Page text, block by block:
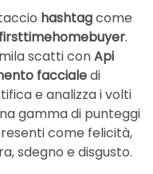
hashtagcome
.
scatti conApi
faccialedi
e analizza i volti
gamma di punteggi
come felicità,
sdegno e disgusto.